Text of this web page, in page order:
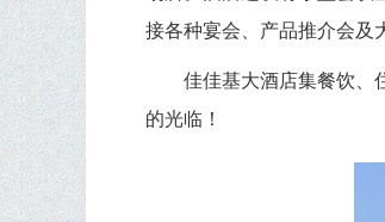
接各种宴会、产品推介会及
佳佳基大酒店集餐饮、
的光临！